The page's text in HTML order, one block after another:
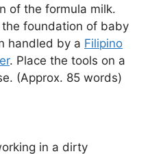
of the formula milk.
the foundation of baby
handled by a Filipino
. Place the tools on a
(Approx. 85 words)
in a dirty